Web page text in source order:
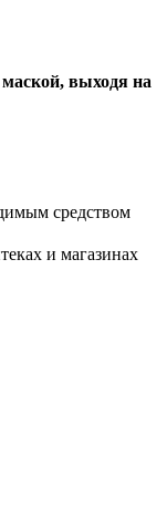
выходя на
средством
и магазинах